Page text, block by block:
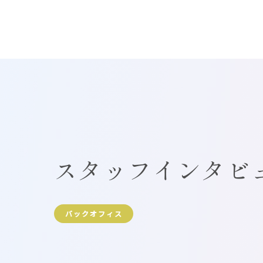
スタッフインタビ
バックオフィス